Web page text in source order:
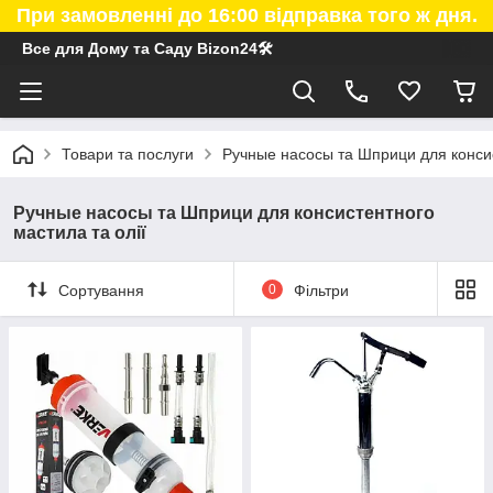
При замовленні до 16:00 відправка того ж дня.
Все для Дому та Саду Bizon24🛠
Товари та послуги Ручные насосы та Шприци для
Ручные насосы та Шприци для консистентного
мастила та олії
Сортування 0 Фільтри